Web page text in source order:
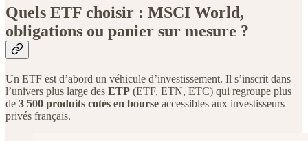
Quels ETF choisir : MSCI World,
obligations ou panier sur mesure ?
Un ETF est d’abord un véhicule d’investissement. Il s’inscrit dans
l’univers plus large des ETP (ETF, ETN, ETC) qui regroupe plus
de 3 500 produits cotés en bourse accessibles aux investisseurs
privés français.